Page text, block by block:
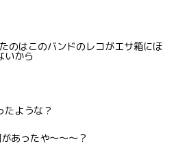
のはこのバンドのレコがエサ箱にほ
いから
たような？
あったや〜〜〜？